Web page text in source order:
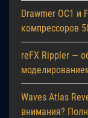
Drawmer OC1 и
компрессоров
reFX Rippler —
Waves Atlas
внимания?